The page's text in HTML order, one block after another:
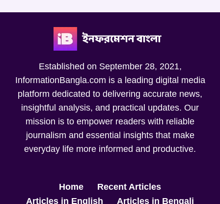
Established on September 28, 2021,
InformationBangla.com is a leading digital media
platform dedicated to delivering accurate news,
insightful analysis, and practical updates. Our
mission is to empower readers with reliable
journalism and essential insights that make
everyday life more informed and productive.
Home
Recent Articles
Articles in English
Articles in Bengali